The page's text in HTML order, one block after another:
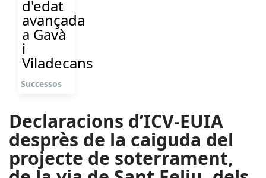
d'edat
avançada
a Gavà
i
Viladecans
Successos
Declaracions d’ICV-EUIA
desprès de la caiguda del
projecte de soterrament,